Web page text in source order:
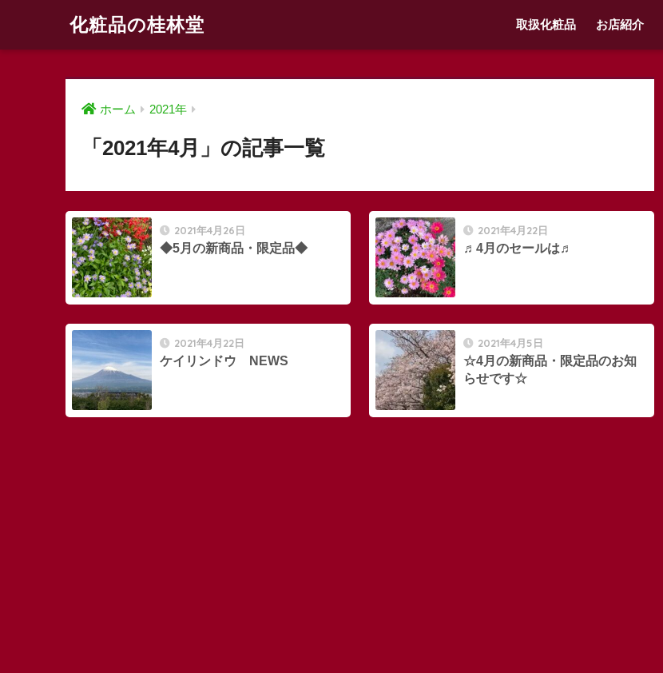
化粧品の桂林堂 取扱化粧品 お店紹介
ホーム 2021年
「2021年4月」の記事一覧
2021年4月26日
◆5月の新商品・限定品◆
2021年4月22日
♬4月のセールは♬
2021年4月22日
ケイリンドウ NEWS
2021年4月5日
☆4月の新商品・限定品のお知
らせです☆